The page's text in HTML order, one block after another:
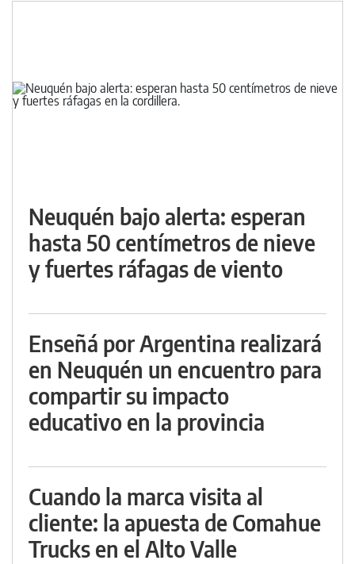
Neuquén bajo alerta: esperan
hasta 50 centímetros de nieve
y fuertes ráfagas de viento
Enseñá por Argentina realizará
en Neuquén un encuentro para
compartir su impacto
educativo en la provincia
Cuando la marca visita al
cliente: la apuesta de Comahue
Trucks en el Alto Valle